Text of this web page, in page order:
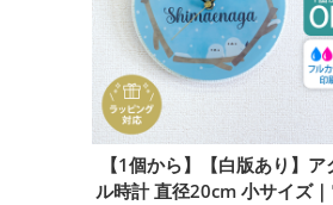
【1個から】【白版あり】ア
ル時計 直径20cm 小サイズ